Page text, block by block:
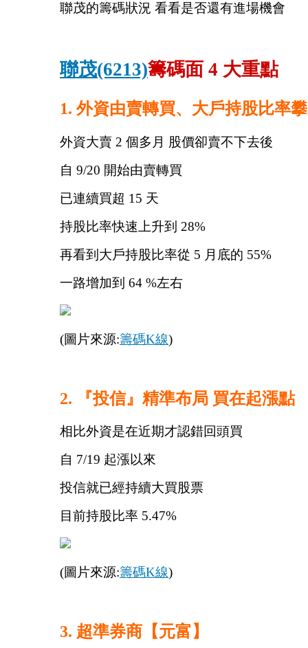
聯茂的籌碼狀況 看看是否還有進場機會
聯茂(6213)籌碼面 4 大重點
1. 外資由賣轉買、大戶持股比率
外資大賣 2 個多月 股價卻賣不下去後
自 9/20 開始由賣轉買
已連續買超 15 天
持股比率快速上升到 28%
再看到大戶持股比率從 5 月底的 55%
一路增加到 64 %左右
(圖片來源:籌碼K線)
2. 『投信』精準布局 買在起漲點
相比外資是在近期才認錯回頭買
自 7/19 起漲以來
投信就已經持續大買股票
目前持股比率 5.47%
(圖片來源:籌碼K線)
3. 超準券商【元富】